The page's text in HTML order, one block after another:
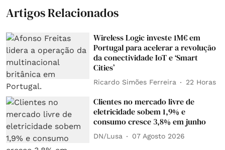
Artigos Relacionados
Wireless Logic investe 1M€ em
Portugal para acelerar a revolução
da conectividade IoT e ‘Smart
Cities’
Ricardo Simões Ferreira 22 Horas
Clientes no mercado livre de
eletricidade sobem 1,9% e
consumo cresce 3,8% em junho
DN/Lusa 07 Agosto 2026